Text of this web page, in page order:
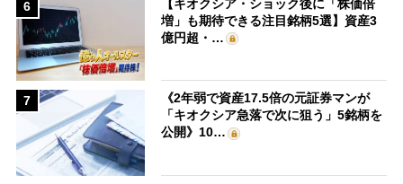
6
【キオクシア・ショック後に「株価倍
増」も期待できる注目銘柄5選】資産3
億円超・…
7
《2年弱で資産17.5倍の元証券マンが
「キオクシア急落で次に狙う」5銘柄を
公開》10…